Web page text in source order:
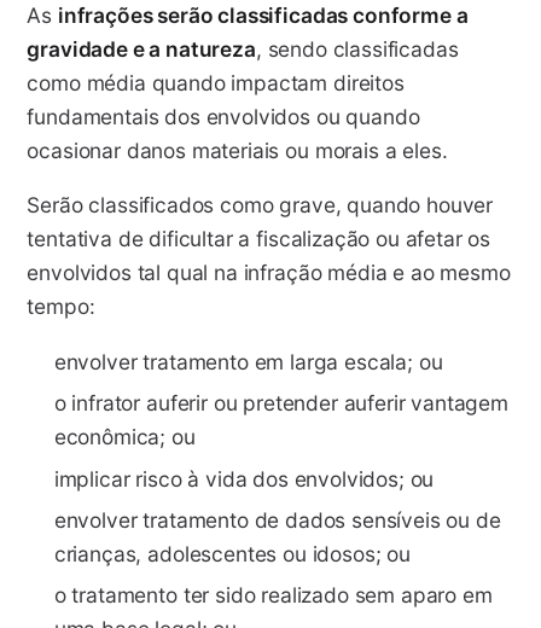
As infrações serão classificadas conforme a
gravidade e a natureza, sendo classificadas
como média quando impactam direitos
fundamentais dos envolvidos ou quando
ocasionar danos materiais ou morais a eles.
Serão classificados como grave, quando houver
tentativa de dificultar a fiscalização ou afetar os
envolvidos tal qual na infração média e ao mesmo
tempo:
envolver tratamento em larga escala; ou
o infrator auferir ou pretender auferir vantagem
econômica; ou
implicar risco à vida dos envolvidos; ou
envolver tratamento de dados sensíveis ou de
crianças, adolescentes ou idosos; ou
o tratamento ter sido realizado sem aparo em